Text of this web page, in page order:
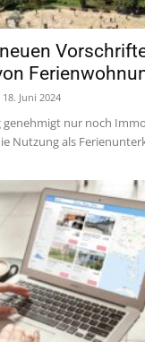
18. Juni 2024
genehmigt nur noch
Nutzung als